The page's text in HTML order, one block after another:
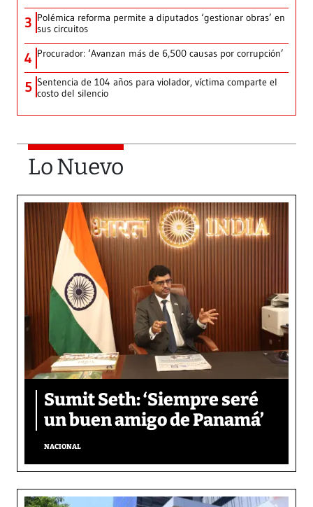
3 Polémica reforma permite a diputados ‘gestionar obras’ en
sus circuitos
4 Procurador: ‘Avanzan más de 6,500 causas por corrupción’
5 Sentencia de 104 años para violador, víctima comparte el
costo del silencio
Lo Nuevo
Sumit Seth: ‘Siempre seré
un buen amigo de Panamá’
NACIONAL